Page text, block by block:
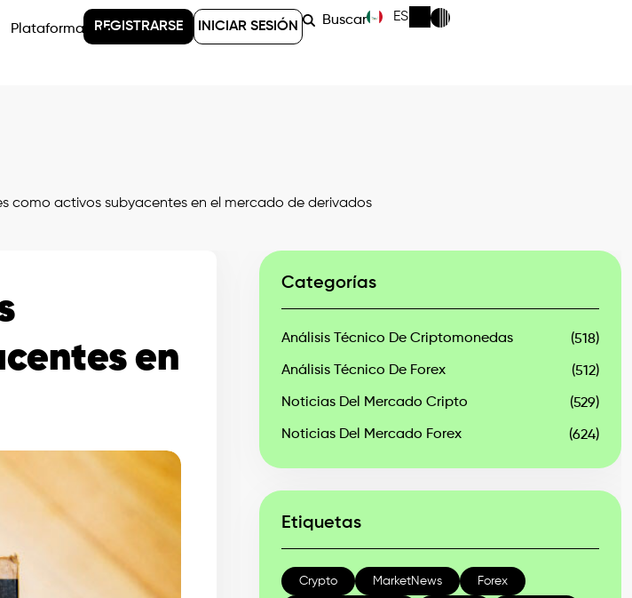
Plataformas REGISTRARSE INICIAR SESIÓN Buscar ES
como activos subyacentes en el mercado de derivados
en
Categorías
Análisis Técnico De Criptomonedas (518)
Análisis Técnico De Forex (512)
Noticias Del Mercado Cripto (529)
Noticias Del Mercado Forex (624)
Etiquetas
Crypto MarketNews Forex